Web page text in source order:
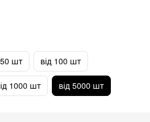
50 шт від 100 шт
1000 шт від 5000 шт